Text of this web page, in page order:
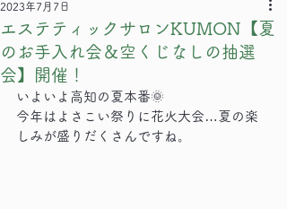
エステティックサロンKUMON【夏
のお手入れ会＆空くじなしの抽選
会】開催！
2023年7月7日
いよいよ高知の夏本番🌞
今年はよさこい祭りに花火大会…夏の楽
しみが盛りだくさんですね。